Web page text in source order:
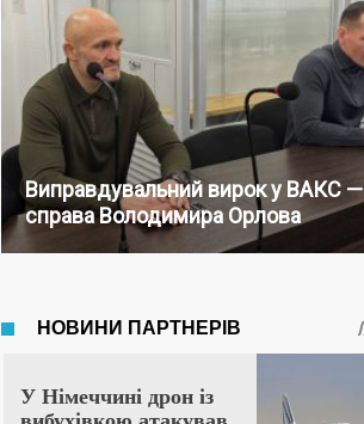
Виправдувальний вирок у ВАКС —
справа Володимира Орлова